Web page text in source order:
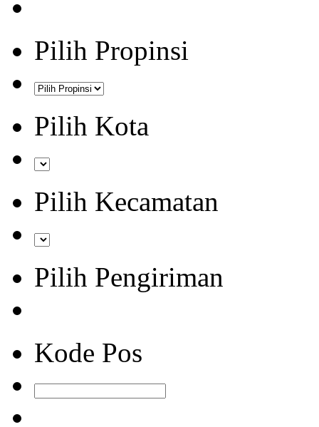
Pilih Propinsi
Pilih Kota
Pilih Kecamatan
Pilih Pengiriman
Kode Pos